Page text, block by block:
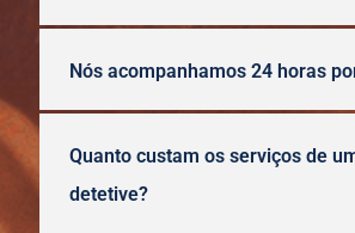
Nós acompanhamos 24 horas
Quanto custam os serviços de
detetive?